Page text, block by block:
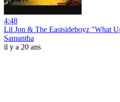
4:48
Lil Jon & The Eastsideboyz "What
Samantha
il y a 20 ans